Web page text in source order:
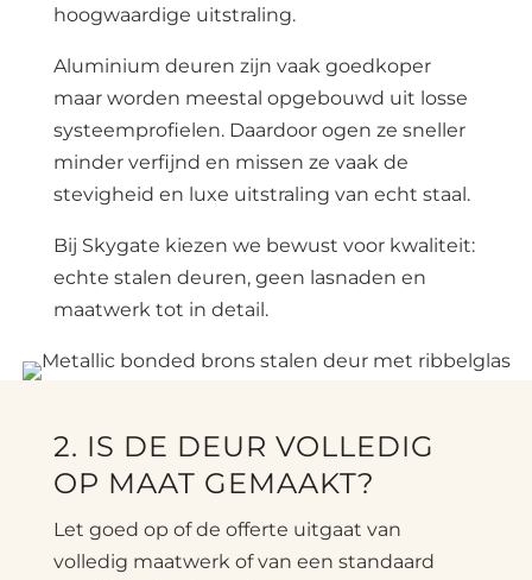
hoogwaardige uitstraling.
Aluminium deuren zijn vaak goedkoper
maar worden meestal opgebouwd uit losse
systeemprofielen. Daardoor ogen ze sneller
minder verfijnd en missen ze vaak de
stevigheid en luxe uitstraling van echt staal.
Bij Skygate kiezen we bewust voor kwaliteit:
echte stalen deuren, geen lasnaden en
maatwerk tot in detail.
2. IS DE DEUR VOLLEDIG
OP MAAT GEMAAKT?
Let goed op of de offerte uitgaat van
volledig maatwerk of van een standaard